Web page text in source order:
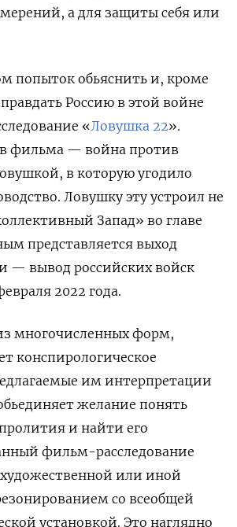
а для защиты себя или
попыток обьяснить и, кроме
Россию в этой войне
«Ловушка 22».
фильма — война против
в которую угодило
Ловушку эту устроил не
Запад» во главе
представляется выход
— вывод российских войск
2022 года.
многочисленных форм,
конспирологическое
им интерпретации
желание понять
и найти его
фильм-расследование
или иной
со всеобщей
установкой. Это наглядно